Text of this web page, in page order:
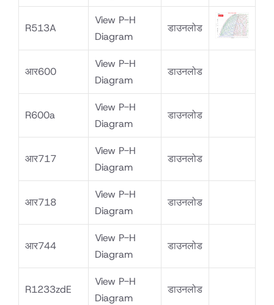
R513A
View P-H
Diagram
डाउनलोड
आर600
View P-H
Diagram
डाउनलोड
R600a
View P-H
Diagram
डाउनलोड
आर717
View P-H
Diagram
डाउनलोड
आर718
View P-H
Diagram
डाउनलोड
आर744
View P-H
Diagram
डाउनलोड
R1233zdE
View P-H
Diagram
डाउनलोड